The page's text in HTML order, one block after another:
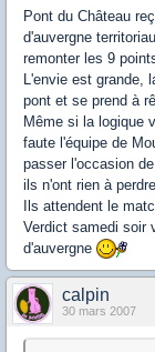
Pont du Château
d'auvergne
remonter les 9
L'envie est grande,
pont et se prend à
Même si la logique
faute l'équipe de
passer l'occasion
ils n'ont rien à
Ils attendent le
Verdict samedi soir
d'auvergne
calpin
30 mars 2007